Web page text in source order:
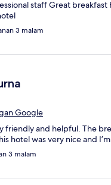
staff Great breakfast
3 malam
Google
friendly and helpful. The
hotel was very nice and
3 malam